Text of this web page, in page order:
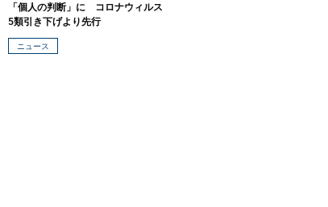
「個人の判断」に コロナウィルス
5類引き下げより先行
ニュース